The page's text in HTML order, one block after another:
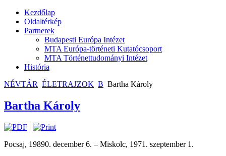
Kezdőlap
Oldaltérkép
Partnerek
Budapesti Európa Intézet
MTA Európa-történeti Kutatócsoport
MTA Történettudományi Intézet
História
NÉVTÁR ÉLETRAJZOK B Bartha Károly
Bartha Károly
|
Pocsaj, 19890. december 6. – Miskolc, 1971. szeptember 1.